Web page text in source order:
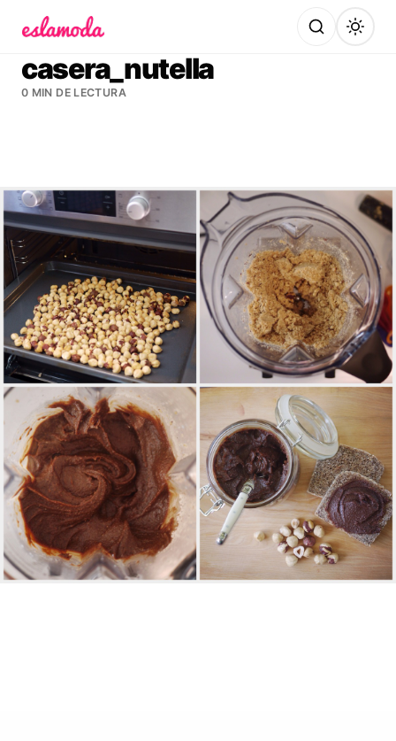
casera_nutella
0 MIN DE LECTURA